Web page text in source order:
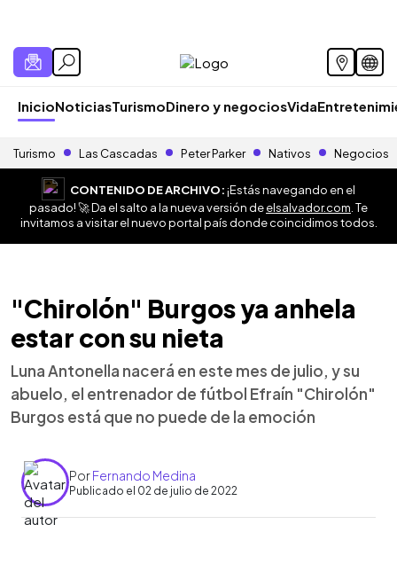
InicioNoticiasTurismoDinero y negociosVida
Turismo Las Cascadas Peter Parker Nativos Negocios
CONTENIDO DE ARCHIVO:¡Estás navegando en el
pasado! 🚀 Da el salto a la nueva versión deelsalvador.com . Te
invitamos a visitar el nuevo portal país donde coincidimos todos.
"Chirolón" Burgos ya anhela
estar con su nieta
Luna Antonella nacerá en este mes de julio, y su
abuelo, el entrenador de fútbol Efraín "Chirolón"
Burgos está que no puede de la emoción
PorFernando Medina
Publicado el 02 de julio de 2022